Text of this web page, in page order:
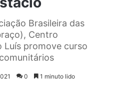
Brasileira das
Centro
Luís promove curso
0 1 minuto lido